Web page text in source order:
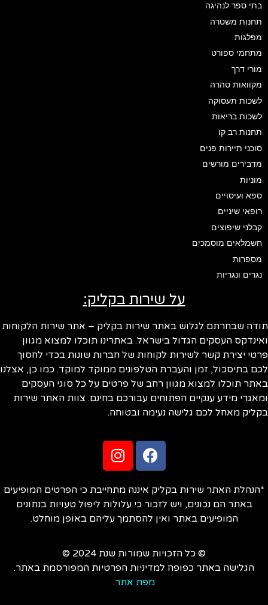
בתי ספר לנהיגה
תחנות משטרה
מפלגות
מתחמי ספורט
מורי דרך
מקוואות טהרה
לשכות תעסוקה
לשכות בריאות
תחנות רב קו
סוכני תיירות פנים
מדבירים מורשים
מוניות
ספא ועיסויים
רופאי שיניים
קבלני שיפוצים
חשמלאים מוסמכים
מספרות
נגרים ונגריות
על שירות בקליק:
שבחרתם לגלוש באתר שירות בקליק – אתר שירות הלקוחות
העסקים הגדול בישראל. באתרינו תוכלו למצוא מגוון
יצירת קשר לשירות לקוחות של חברות שונות בכדי לחסוך
בתיסכול, זמן והעברת הטלפונים ממוקד למוקד. כמו כן, אצלנו
תוכלו למצוא מגוון רחב של פרטים על כל סוגי העסקים
מידע ענקיים הפתוחים עבורכם בחינם. צוות האתר שירות
מאחל לכם גלישה נעימה ובטוחה.
האתר שירות בקליק איננה מתחייבת כי הפרטים המופיעים
באתר הם נכונים, ויש לזכור כי עלולות ליפול טעויות בנתונים
המופיעים באתר ואין להסתמך עליהם באופן מוחלט.
© כל הזכויות שמורות שנת 2024 ©
הגלישה באתר כפופה למדיניות הפרטיות המפורסמת באתר.
מפת אתר.